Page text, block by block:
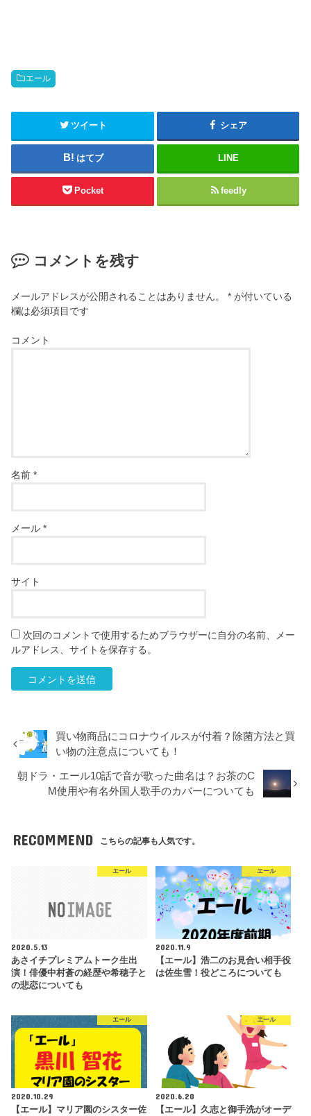
エール
ツイート シェア
はてブ LINE
Pocket feedly
コメントを残す
メールアドレスが公開されることはありません。 * が付いている
欄は必須項目です
コメント
名前*
メール*
サイト
次回のコメントで使用するためブラウザーに自分の名前、メー
ルアドレス、サイトを保存する。
買い物商品にコロナウイルスが付着？除菌方法と買
い物の注意点についても！
朝ドラ・エール10話で音が歌った曲名は？お茶のC
M使用や有名外国人歌手のカバーについても
RECOMMEND こちらの記事も人気です。
エール
2020.5.13
あさイチプレミアムトーク生出
演！俳優中村蒼の経歴や希穂子と
の悲恋についても
エール
2020.11.9
【エール】浩二のお見合い相手役
は佐生雪！役どころについても
エール
2020.10.29
【エール】マリア園のシスター佐
エール
2020.6.20
【エール】久志と御手洗がオーデ